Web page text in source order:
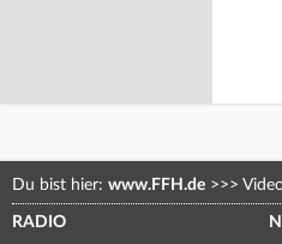
Du bist hier: www.FFH.de >>>
RADIO